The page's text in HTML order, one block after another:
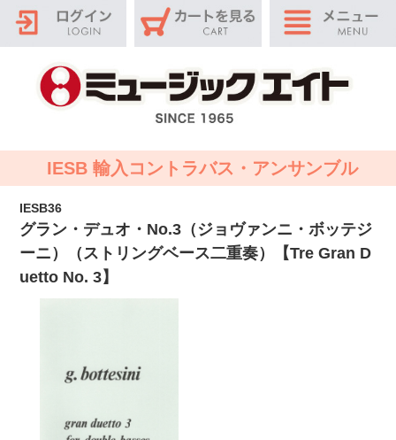
IESB 輸入コントラバス・アンサンブル
IESB36
グラン・デュオ・No.3（ジョヴァンニ・ボッテジ
ーニ）（ストリングベース二重奏）【Tre Gran D
uetto No. 3】